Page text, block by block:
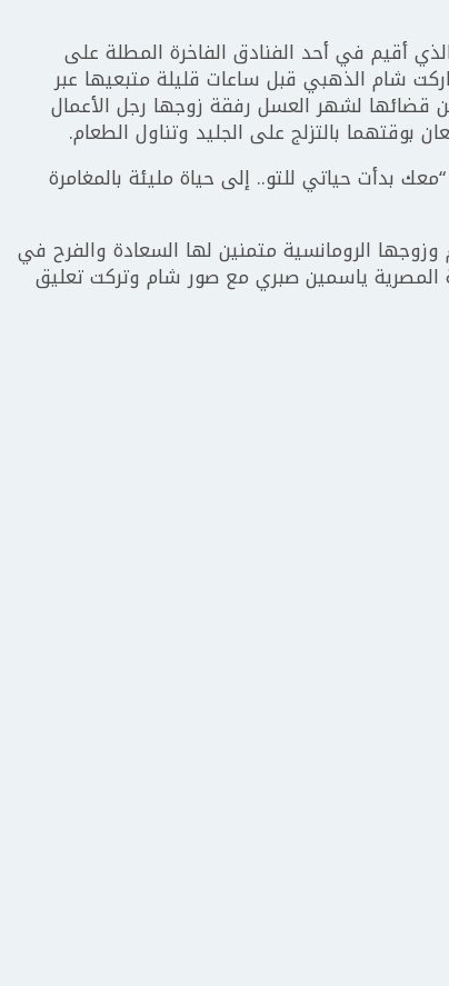
أقيم في أحد الفنادق الفاخرة المطلة على
شام الذهبي قبل ساعات قليلة متبعيها عبر
قضائها لشهر العسل رفقة زوجها رجل الأعمال
بالتزلج على الجليد وتناول الطعام.
بدأت حياتي للتو.. إلى حياة مليئة بالمغامرة
الرومانسية متمنين لها السعادة والفرح في
المصرية ياسمين صبري مع صور شام وتركت تعليق